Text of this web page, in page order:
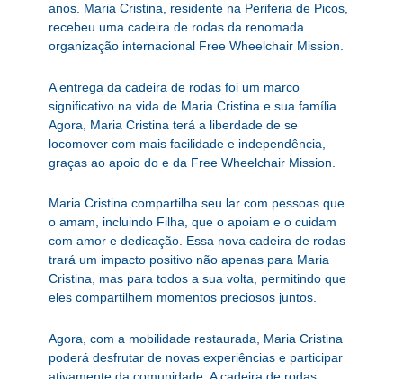
anos. Maria Cristina, residente na Periferia de Picos,
recebeu uma cadeira de rodas da renomada
organização internacional Free Wheelchair Mission.
A entrega da cadeira de rodas foi um marco
significativo na vida de Maria Cristina e sua família.
Agora, Maria Cristina terá a liberdade de se
locomover com mais facilidade e independência,
graças ao apoio do e da Free Wheelchair Mission.
Maria Cristina compartilha seu lar com pessoas que
o amam, incluindo Filha, que o apoiam e o cuidam
com amor e dedicação. Essa nova cadeira de rodas
trará um impacto positivo não apenas para Maria
Cristina, mas para todos a sua volta, permitindo que
eles compartilhem momentos preciosos juntos.
Agora, com a mobilidade restaurada, Maria Cristina
poderá desfrutar de novas experiências e participar
ativamente da comunidade. A cadeira de rodas